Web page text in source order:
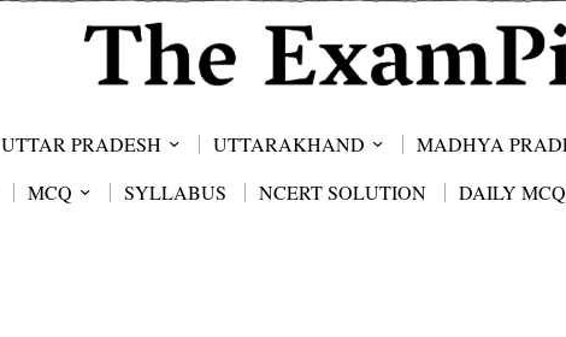
UTTAR PRADESH UTTARAKHAND MADHYA
MCQ SYLLABUS NCERT SOLUTION DAILY